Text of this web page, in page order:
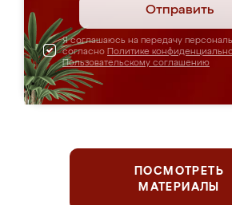
Отправить
Я соглашаюсь на передачу
согласно Политике
Пользовательскому соглашению
ПОСМОТРЕТЬ
МАТЕРИАЛЫ